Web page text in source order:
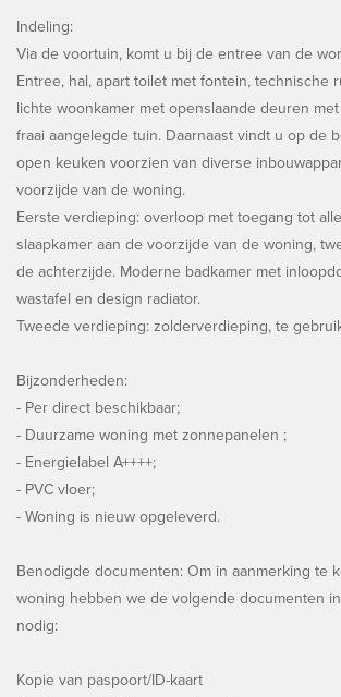
Indeling:
Via de voortuin, komt u bij de entree van de
Entree, hal, apart toilet met fontein, technische
lichte woonkamer met openslaande deuren
fraai aangelegde tuin. Daarnaast vindt u op de
open keuken voorzien van diverse
voorzijde van de woning.
Eerste verdieping: overloop met toegang tot
slaapkamer aan de voorzijde van de woning,
de achterzijde. Moderne badkamer met
wastafel en design radiator.
Tweede verdieping: zolderverdieping, te
Bijzonderheden:
- Per direct beschikbaar;
- Duurzame woning met zonnepanelen ;
- Energielabel A++++;
- PVC vloer;
- Woning is nieuw opgeleverd.
Benodigde documenten: Om in aanmerking te
woning hebben we de volgende documenten
nodig:
Kopie van paspoort/ID-kaart